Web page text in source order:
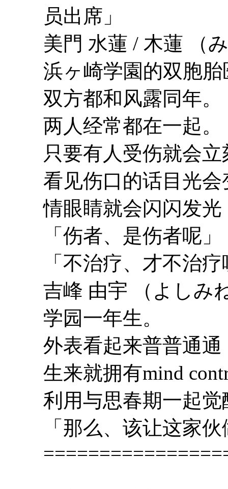
员出席」
美門 水蓮 / 木蓮 （
浜ヶ崎学園的双胞
双方都和风露同年。
两人经常都在一起。
只要有人受伤就会
看见伤口的话目光
情眼睛就会闪闪发
「伤者、是伤者呢」
「不治疗、才不治
吉峰 由宇 （よしみ
学园一年生。
外表看起来普普通
生来就拥有mind
利用与思春期一起
「那么、该让这家